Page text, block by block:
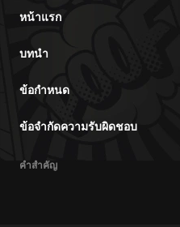
หน้าแรก
บทนำ
ข้อกำหนด
ข้อจำกัดความรับผิดชอบ
คำสำคัญ